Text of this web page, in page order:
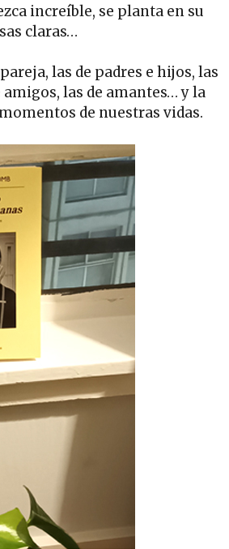
increíble, se planta en su
claras…
las de padres e hijos, las
las de amantes… y la
de nuestras vidas.